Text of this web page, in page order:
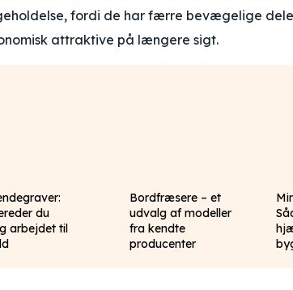
fordi de har færre bevægelige
attraktive på længere sigt.
du
arbejdet til
Bordfræsere – et
udvalg af modeller
fra kendte
producenter